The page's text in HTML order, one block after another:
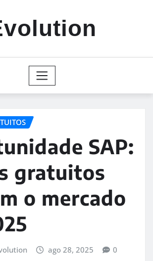
SAP:
gratuitos
o mercado
ago 28, 2025 0